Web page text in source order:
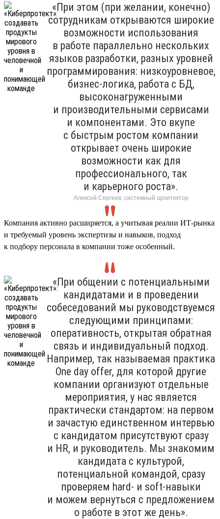
«При этом (при желании, конечно)
сотрудникам открываются широкие
возможности использования
в работе параллельно нескольких
языков разработки, разных уровней
программирования: низкоуровневое,
бизнес-логика, работа с БД,
высоконагруженными
и производительными сервисами
и компонентами. Это вкупе
с быстрым ростом компании
открывает очень широкие
возможности как для
профессионального, так
и карьерного роста».
Алексей Сергеев, системный архитектор
Компания активно расширяется, а учитывая реалии ИТ-рынка
и требуемый уровень экспертизы и навыков, подход
к подбору персонала в компании тоже особенный.
«При общении с потенциальными
кандидатами и в проведении
собеседований мы руководствуемся
следующими принципами:
оперативность, открытая обратная
связь и индивидуальный подход.
Например, так называемая практика
One day offer, для которой другие
компании организуют отдельные
мероприятия, у нас является
практически стандартом: на первом
и зачастую единственном интервью
с кандидатом присутствуют сразу
и HR, и руководитель. Мы знакомим
кандидата с культурой,
потенциальной командой, сразу
проверяем hard- и soft-навыки
и можем вернуться с предложением
о работе в этот же день».